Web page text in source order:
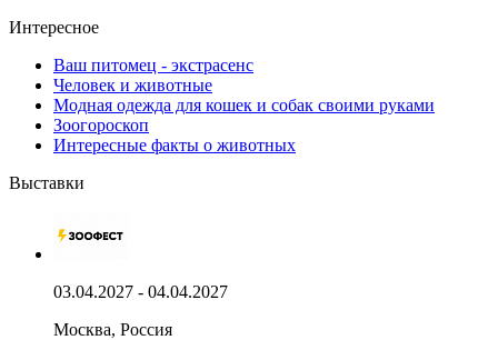
Интересное
Ваш питомец - экстрасенс
Человек и животные
Модная одежда для кошек и собак своими руками
Зоогороскоп
Интересные факты о животных
Выставки
03.04.2027 - 04.04.2027
Москва, Россия